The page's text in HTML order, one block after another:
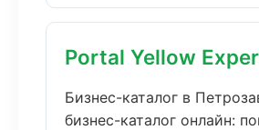
Portal Yellow
Бизнес-каталог в
бизнес-каталог онлайн: